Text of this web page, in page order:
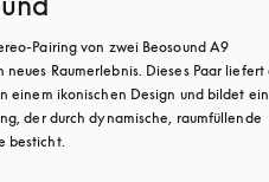
Pairing von zwei Beosound A9
neues Raumerlebnis. Dieses Paar liefert
einem ikonischen Design und bildet
der durch dynamische, raumfüllende
besticht.